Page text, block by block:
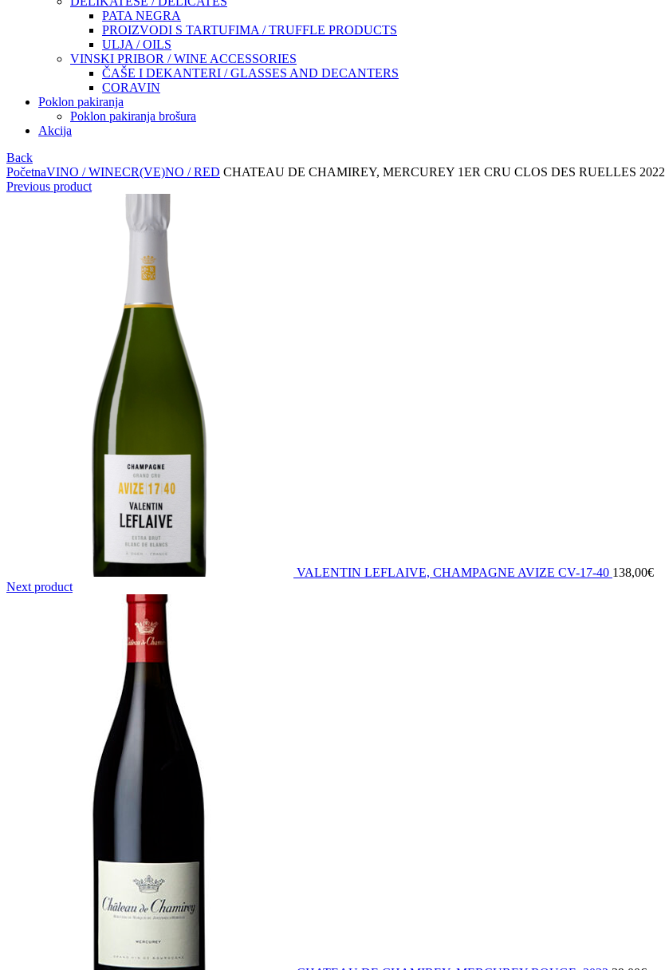
PATA NEGRA
PROIZVODI S TARTUFIMA / TRUFFLE PRODUCTS
ULJA / OILS
VINSKI PRIBOR / WINE ACCESSORIES
ČAŠE I DEKANTERI / GLASSES AND DECANTERS
CORAVIN
Poklon pakiranja
Poklon pakiranja brošura
Akcija
Back
PočetnaVINO / WINECR(VE)NO / RED CHATEAU DE CHAMIREY, MERCUREY 1ER CRU CLOS DES RUELLES 2022
Previous product
VALENTIN LEFLAIVE, CHAMPAGNE AVIZE CV-17-40 138,00€
Next product